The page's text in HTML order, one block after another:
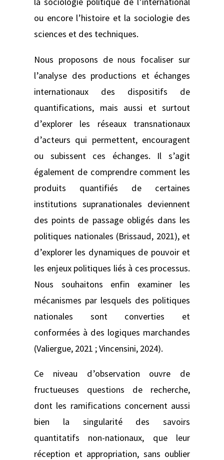
ou encore l’histoire et la sociologie des
sciences et des techniques.
Nous proposons de nous focaliser sur
l’analyse des productions et échanges
internationaux des dispositifs de
quantifications, mais aussi et surtout
d’explorer les réseaux transnationaux
d’acteurs qui permettent, encouragent
ou subissent ces échanges. Il s’agit
également de comprendre comment les
produits quantifiés de certaines
institutions supranationales deviennent
des points de passage obligés dans les
politiques nationales (Brissaud, 2021), et
d’explorer les dynamiques de pouvoir et
les enjeux politiques liés à ces processus.
Nous souhaitons enfin examiner les
mécanismes par lesquels des politiques
nationales sont converties et
conformées à des logiques marchandes
(Valiergue, 2021 ; Vincensini, 2024).
Ce niveau d’observation ouvre de
fructueuses questions de recherche,
dont les ramifications concernent aussi
bien la singularité des savoirs
quantitatifs non-nationaux, que leur
réception et appropriation, sans oublier